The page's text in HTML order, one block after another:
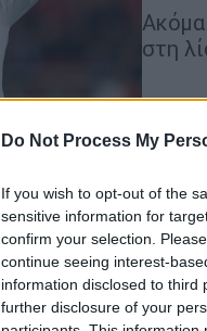
Do Not Process My
If you wish to opt-out of the
sensitive information for
confirm your selection.
continue seeing interest-
information disclosed to third
further disclosure of your
στη
και